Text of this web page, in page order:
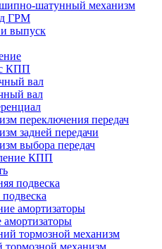
шатунный механизм
ГРМ
выпуск
КПП
вал
вал
переключения передач
задней передачи
выбора передач
КПП
подвеска
подвеска
амортизаторы
амортизаторы
тормозной механизм
тормозной механизм